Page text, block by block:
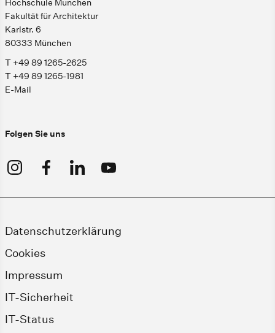
Hochschule München
Fakultät für Architektur
Karlstr. 6
80333 München
T +49 89 1265-2625
T +49 89 1265-1981
E-Mail
Folgen Sie uns
Datenschutzerklärung
Cookies
Impressum
IT-Sicherheit
IT-Status